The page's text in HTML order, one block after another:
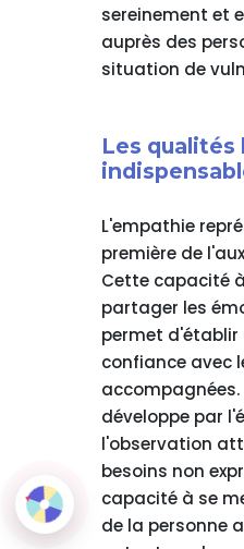
sereinement et
auprès des
situation de
Les qualités
L'empathie
première de
Cette capacité
partager les
permet d'établir
confiance avec
développe par
l'observation
besoins non
capacité à se
de la personne